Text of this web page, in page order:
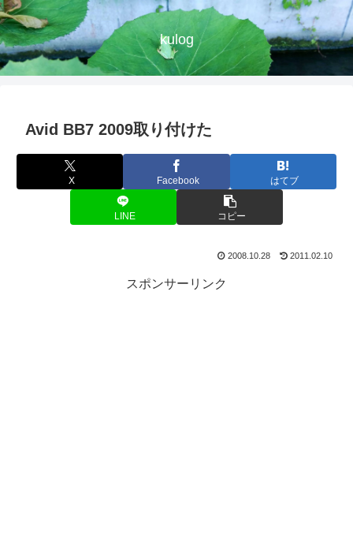
kulog
Avid BB7 2009取り付けた
X Facebook はてブ
LINE コピー
2008.10.28 2011.02.10
スポンサーリンク